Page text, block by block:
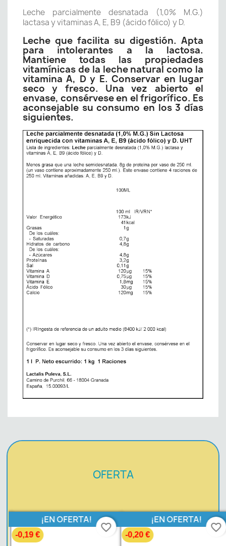
Leche parcialmente desnatada (1,0% M.G.)
lactasa y vitaminas A, E, B9 (ácido fólico) y D.
Leche que facilita su digestión. Apta
para intolerantes a la lactosa.
Mantiene todas las propiedades
vitamínicas de la leche natural como la
vitamina A, D y E. Conservar en lugar
seco y fresco. Una vez abierto el
envase, consérvese en el frigorífico. Es
aconsejable su consumo en los 3 días
siguientes.
OFERTA
¡EN OFERTA!
-0,19 €
favorite_border
¡EN OFERTA!
-0,20 €
favorite_border